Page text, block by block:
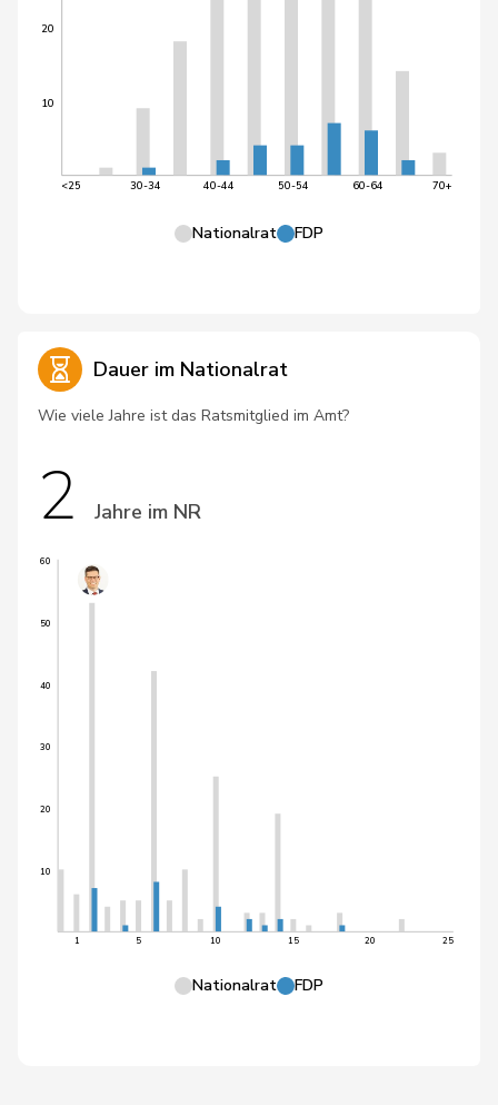
10
20
<25 30-34 40-44 50-54 60-64 70+
Nationalrat FDP
Dauer im Nationalrat
Wie viele Jahre ist das Ratsmitglied im Amt?
2 Jahre im NR
10
20
30
40
50
60
1 5 10 15 20 25
Nationalrat FDP